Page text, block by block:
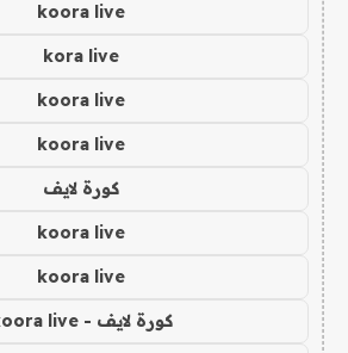
koora live
kora live
koora live
koora live
كورة لايف
koora live
koora live
كورة لايف - koora live